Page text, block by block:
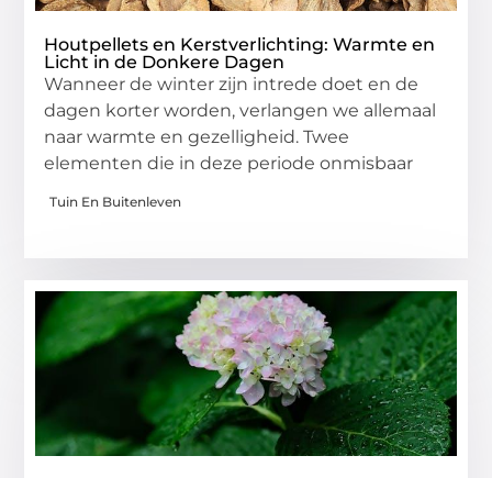
Houtpellets en Kerstverlichting: Warmte en
Licht in de Donkere Dagen
Wanneer de winter zijn intrede doet en de
dagen korter worden, verlangen we allemaal
naar warmte en gezelligheid. Twee
elementen die in deze periode onmisbaar
Tuin En Buitenleven